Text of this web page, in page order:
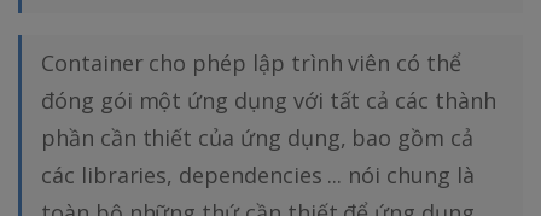
Container cho phép lập trình viên có thể
đóng gói một ứng dụng với tất cả các thành
phần cần thiết của ứng dụng, bao gồm cả
các libraries, dependencies ... nói chung là